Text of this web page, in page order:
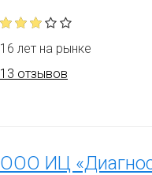
16 лет на рынке
13 отзывов
ООО ИЦ